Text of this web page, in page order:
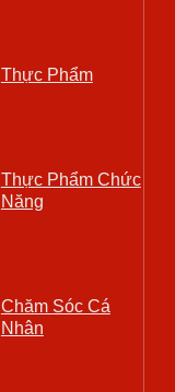
Thực Phẩm
Thực Phẩm Chức
Năng
Chăm Sóc Cá
Nhân